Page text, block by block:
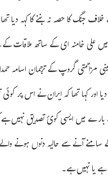
جنگ کا حصہ نہ بننے کا کہہ دیا
علی خامنہ ای کے ساتھ ملاقات
مزاحمتی گروپ کے ترجمان اسامہ
اور کہا تھا کہ ایران نے اس پر
میں ایسی کوئ تصدیق نہیں ہے
آنے سے حالیہ دنوں ہونے
یا نہیں ہے۔